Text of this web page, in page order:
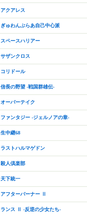
アクアレス
ぎゅわんぶらあ自己中心派
スペースハリアー
サザンクロス
コリドール
信長の野望 -戦国群雄伝-
オーバーテイク
ファンタジー -ジェルノアの章-
生中継68
ラストハルマゲドン
殺人倶楽部
天下統一
アフターバーナー Ⅱ
ランス Ⅱ -反逆の少女たち-